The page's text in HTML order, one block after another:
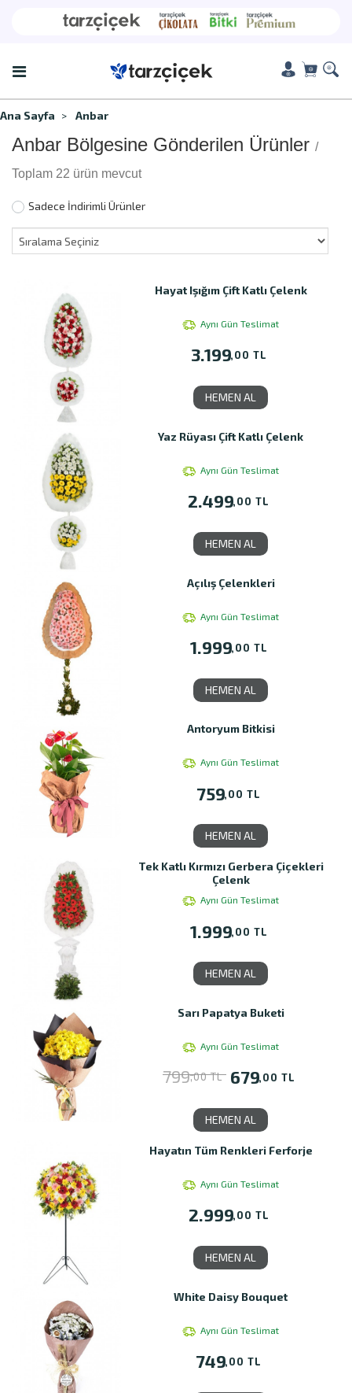
Ana Sayfa Anbar
Anbar Bölgesine Gönderilen Ürünler /
Toplam 22 ürün mevcut
Sadece İndirimli Ürünler
Hayat Işığım Çift Katlı Çelenk
Aynı Gün Teslimat
3.199,00 TL
HEMEN AL
Yaz Rüyası Çift Katlı Çelenk
Aynı Gün Teslimat
2.499,00 TL
HEMEN AL
Açılış Çelenkleri
Aynı Gün Teslimat
1.999,00 TL
HEMEN AL
Antoryum Bitkisi
Aynı Gün Teslimat
759,00 TL
HEMEN AL
Tek Katlı Kırmızı Gerbera Çiçekleri
Çelenk
Aynı Gün Teslimat
1.999,00 TL
HEMEN AL
Sarı Papatya Buketi
Aynı Gün Teslimat
799,00 TL 679,00 TL
HEMEN AL
Hayatın Tüm Renkleri Ferforje
Aynı Gün Teslimat
2.999,00 TL
HEMEN AL
White Daisy Bouquet
Aynı Gün Teslimat
749,00 TL